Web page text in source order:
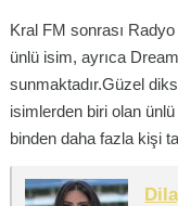
Kral FM sonrası
ünlü isim, ayrıca
sunmaktadır.Güzel
isimlerden biri olan
binden daha fazla kişi